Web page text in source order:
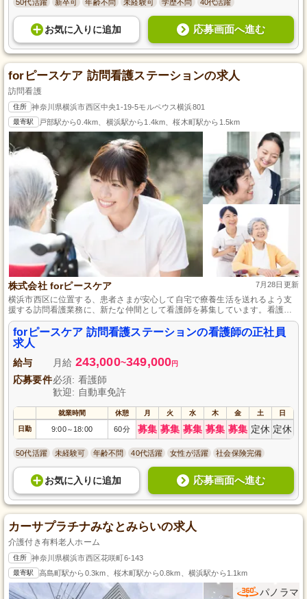
50代活躍 新卒可 年齢不問 未経験可 学歴不問 40代活躍
お気に入り に追加 応募画面へ進む
forピースケア 訪問看護ステーションの求人
訪問看護
住所 神奈川県横浜市西区中央1-19-5モルペウス横浜801
最寄駅 戸部駅から0.4km、横浜駅から1.4km、桜木町駅から1.5km
株式会社 forピースケア 7月28日更新
横浜市西区に位置する、患者さまが安心して自宅で療養生活を送れるよう支
援する訪問看護業務に、新たな仲間として看護師を募集しています。看護師
資格をお持ちであれば、訪問看護の経験の有無は問いません。未経験でも安
心してスタートできる充実したサポート体制が整っており、専門スキルを活
かしながら地域医療に貢献できるやりがいのある職場です。
forピースケア 訪問看護ステーションの看護師の正社員
求人
給与 月給 243,000~349,000円
応募要件必須: 看護師
歓迎: 自動車免許
就業時間 休憩 月 火 水 木 金 土 日
日勤 9:00～ 18:00 60分 募集 募集 募集 募集 募集 定休 定休
50代活躍 未経験可 年齢不問 40代活躍 女性が活躍 社会保険完備
お気に入り に追加 応募画面へ進む
カーサプラチナみなとみらいの求人
介護付き有料老人ホーム
住所 神奈川県横浜市西区花咲町6-143
最寄駅 高島町駅から0.3km、桜木町駅から0.8km、横浜駅から1.1km
パノラマ